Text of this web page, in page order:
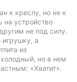
к креслу, но не к
устройство
не под силу.
а
из
но в нем
«Хватит».